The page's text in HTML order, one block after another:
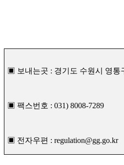
▣ 보내는곳 : 경기도 수원시 영통
▣ 팩스번호 : 031) 8008-7289
▣ 전자우편 : regulation@gg.go.kr